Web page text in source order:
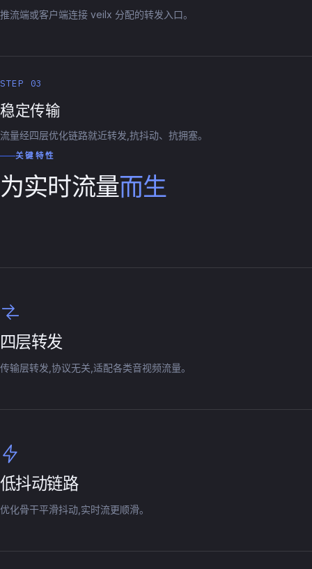
推流端或客户端连接 veilx 分配的转发入口。
STEP 03
稳定传输
流量经四层优化链路就近转发,抗抖动、抗拥塞。
关键特性
为实时流量而生
四层转发
传输层转发,协议无关,适配各类音视频流量。
低抖动链路
优化骨干平滑抖动,实时流更顺滑。